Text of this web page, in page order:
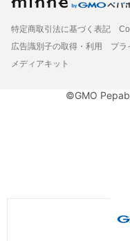
特定商取引法に基づく表記
広告識別子の取得・利用
プラ
メディアキット
©GMO